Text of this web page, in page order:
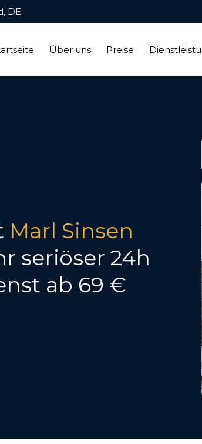
DE
Über uns Preise
Marl Sinsen
seriöser 24h
ab 69 €